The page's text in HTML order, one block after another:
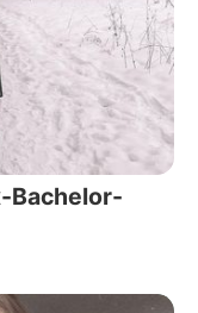
Bachelor-